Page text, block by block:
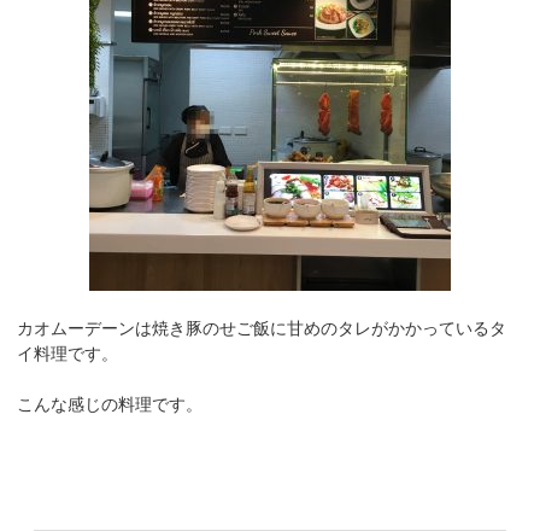
カオムーデーンは焼き豚のせご飯に甘めのタレがかかっているタ
イ料理です。
こんな感じの料理です。